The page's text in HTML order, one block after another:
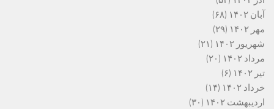
آبان ۱۴۰۲
(۶۸)
مهر ۱۴۰۲
(۲۹)
شهریور ۱۴۰۲
(۲۱)
مرداد ۱۴۰۲
(۲۰)
تیر ۱۴۰۲
(۶)
خرداد ۱۴۰۲
(۱۴)
اردیبهشت ۱۴۰۲
(۳۰)